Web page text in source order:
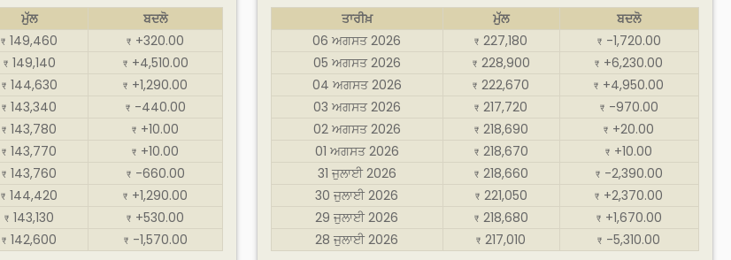
ਮੁੱਲ
ਬਦਲੋ
₹ 149,460 ₹ +320.00
₹ 149,140 ₹ +4,510.00
₹ 144,630 ₹ +1,290.00
₹ 143,340 ₹ -440.00
₹ 143,780 ₹ +10.00
₹ 143,770 ₹ +10.00
₹ 143,760 ₹ -660.00
₹ 144,420 ₹ +1,290.00
₹ 143,130 ₹ +530.00
₹ 142,600 ₹ -1,570.00
ਤਾਰੀਖ਼ ਮੁੱਲ
ਬਦਲੋ
06 ਅਗਸਤ 2026
₹ 227,180 ₹ -1,720.00
05 ਅਗਸਤ 2026
₹ 228,900 ₹ +6,230.00
04 ਅਗਸਤ 2026
₹ 222,670 ₹ +4,950.00
03 ਅਗਸਤ 2026
₹ 217,720 ₹ -970.00
02 ਅਗਸਤ 2026
₹ 218,690 ₹ +20.00
01 ਅਗਸਤ 2026
₹ 218,670 ₹ +10.00
31 ਜੁਲਾਈ 2026
₹ 218,660 ₹ -2,390.00
30 ਜੁਲਾਈ 2026
₹ 221,050 ₹ +2,370.00
29 ਜੁਲਾਈ 2026
₹ 218,680 ₹ +1,670.00
28 ਜੁਲਾਈ 2026
₹ 217,010 ₹ -5,310.00